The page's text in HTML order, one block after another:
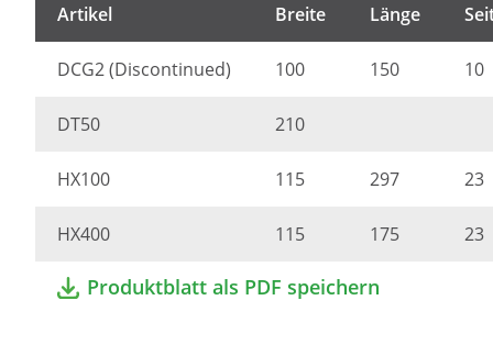
Artikel Breite Länge
DCG2 (Discontinued) 100 150 10
DT50 210
HX100 115 297 23
HX400 115 175 23
Produktblatt als PDF speichern